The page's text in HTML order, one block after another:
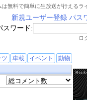
無料で簡単に生放送が行えるラ
新規ユーザー登録 パス
スワード:
ロ
ツ 車載 イベント 動物